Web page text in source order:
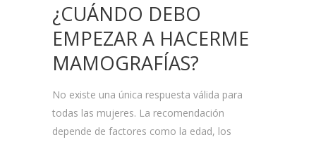
¿CUÁNDO DEBO
EMPEZAR A HACERME
MAMOGRAFÍAS?
No existe una única respuesta válida para
todas las mujeres. La recomendación
depende de factores como la edad, los